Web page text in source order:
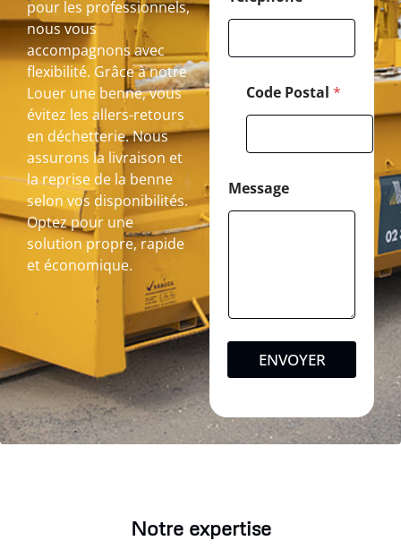
pour les professionnels,
nous vous
accompagnons avec
flexibilité. Grâce à notre
Louer une benne, vous
évitez les allers-retours
en déchetterie. Nous
assurons la livraison et
la reprise de la benne
selon vos disponibilités.
Optez pour une
solution propre, rapide
et économique.
Code Postal *
Message
ENVOYER
Notre expertise